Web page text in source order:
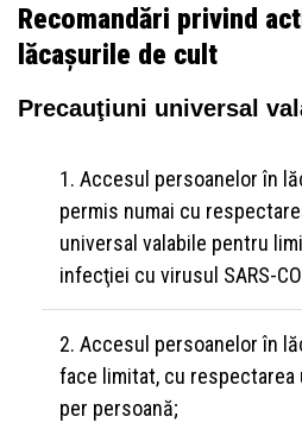
Recomandări privind
lăcaşurile de cult
Precauţiuni universal
Accesul persoanelor în
permis numai cu
universal valabile pentru
infecţiei cu virusul SARS-
Accesul persoanelor în
face limitat, cu respectarea
per persoană;